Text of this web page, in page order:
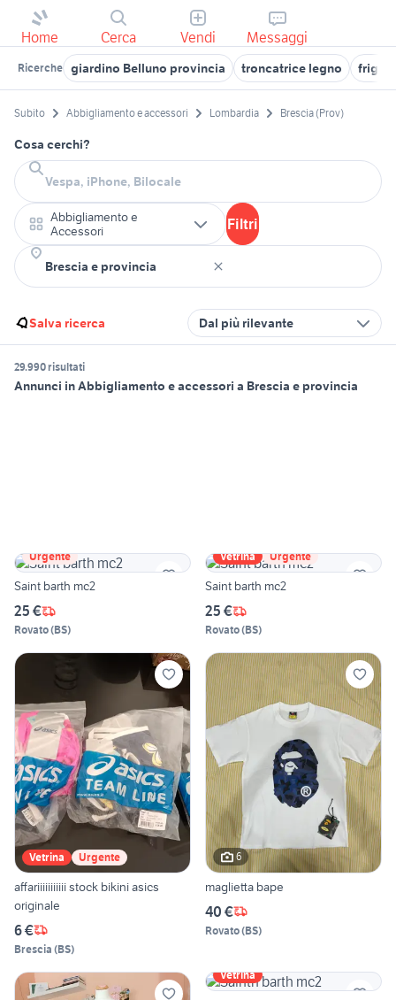
Home Cerca Vendi Messaggi
Ricerche giardino Belluno provincia troncatrice legno
Subito Abbigliamento e accessori Lombardia Brescia (Prov)
Cosa cerchi?
Abbigliamento e
Accessori
Filtri
Salva ricerca Dal più rilevante
29.990 risultati
Annunci in Abbigliamento e accessori a Brescia e provincia
Urgente
Saint barth mc2
25 €
Rovato(BS)
Vetrina Urgente
Saint barth mc2
25 €
Rovato(BS)
Vetrina Urgente
affariiiiiiiiiii stock bikini asics
originale
6 €
Brescia (BS)
6
maglietta bape
40 €
Rovato(BS)
Vetrina